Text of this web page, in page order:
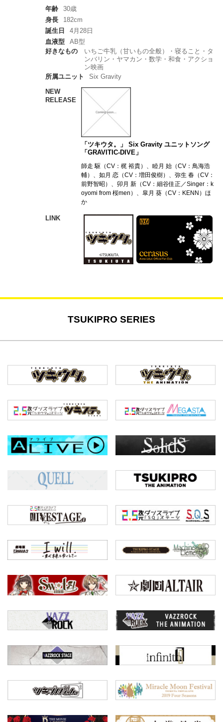
年齢
30歳
身長
182cm
誕生日
4月28日
血液型
AB型
好きなもの
いちご牛乳（甘いもの全般）・寝ること・タ
ンバリン・ヤマカン・数学・和食・アクショ
ン映画
所属ユニット
Six Gravity
NEW
RELEASE
「ツキウタ。」 Six Gravity ユニットソング
「GRAVITIC-DIVE」
師走 駆（CV：梶 裕貴）、睦月 始（CV：鳥海浩
輔）、如月 恋（CV：増田俊樹）、弥生 春（CV：
前野智昭）、卯月 新（CV：細谷佳正／Singer：k
oyomi from 桜men）、皐月 葵（CV：KENN）ほ
か
LINK
TSUKIPRO SERIES